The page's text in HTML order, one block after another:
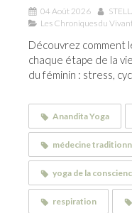
04 Août 2026
Les Chroniques du
Découvrez comment
chaque étape de la
du féminin : stress,
Anandita Yoga
médecine
yoga de la
respiration